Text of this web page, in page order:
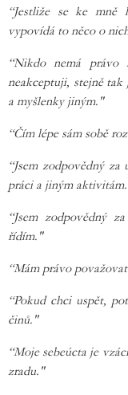
“Jestliže se ke mně
vypovídá to něco o
“Nikdo nemá právo
neakceptuji, stejně
a myšlenky jiným."
“Čím lépe sám sobě
“Jsem zodpovědný
práci a jiným
“Jsem zodpovědný
řídím."
“Mám právo
“Pokud chci uspět,
činů."
“Moje sebeúcta je
zradu."